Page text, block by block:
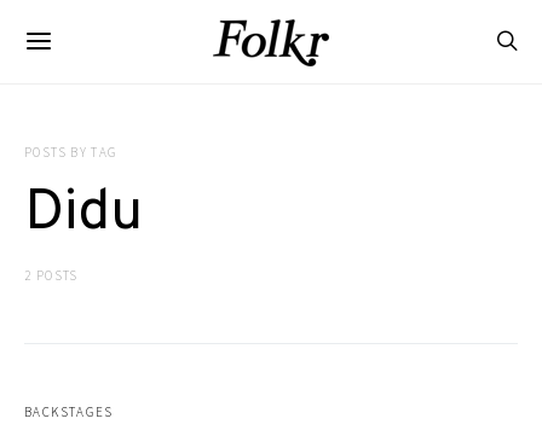
POSTS BY TAG
Didu
2 POSTS
BACKSTAGES